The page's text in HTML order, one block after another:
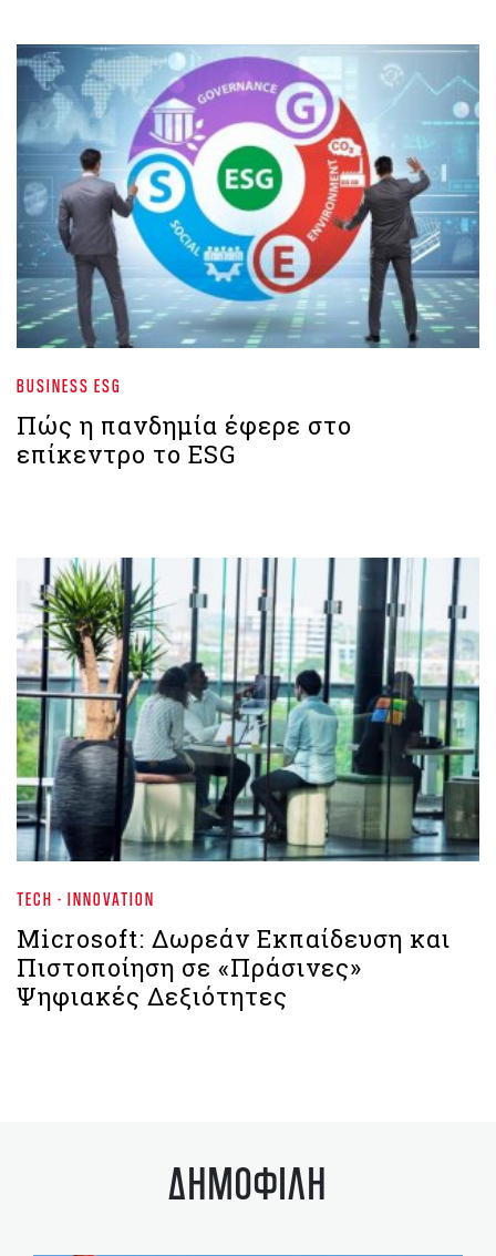
BUSINESS ESG
Πώς η πανδημία έφερε στο
επίκεντρο το ESG
TECH - INNOVATION
Microsoft: Δωρεάν Εκπαίδευση και
Πιστοποίηση σε «Πράσινες»
Ψηφιακές Δεξιότητες
ΔΗΜΟΦΙΛΗ